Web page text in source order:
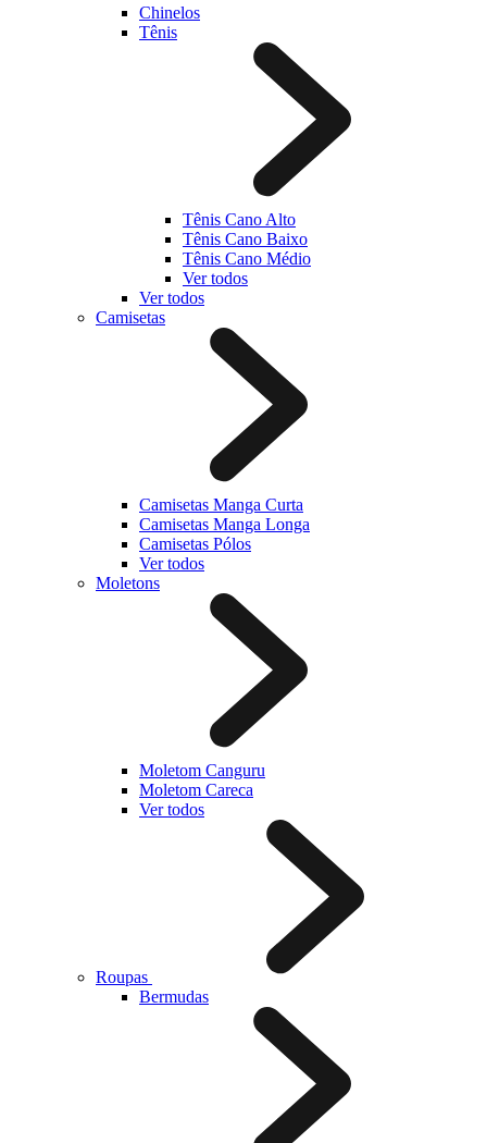
Chinelos
Tênis
Tênis Cano Alto
Tênis Cano Baixo
Tênis Cano Médio
Ver todos
Ver todos
Camisetas
Camisetas Manga Curta
Camisetas Manga Longa
Camisetas Pólos
Ver todos
Moletons
Moletom Canguru
Moletom Careca
Ver todos
Roupas
Bermudas